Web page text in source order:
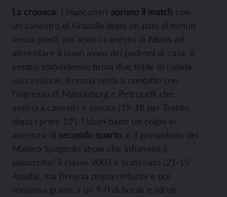
La cronaca: I bianconeri aprono il match con
un canestro di Grazulis dopo un paio di minuti
senza punti, poi sono i canestri di Atkins ad
alimentare il buon avvio dei padroni di casa: il
centro statunitense firma due triple in rapida
successione, Brescia resta a contatto con
l’ingresso di Massinburg e Petrucelli che
assicura canestri e inerzia (19-18 per Trento
dopo i primi 10’). Udom batte un colpo in
apertura di secondo quarto , è il preambolo del
Matteo Spagnolo show che infiamma il
palazzetto: il classe 2003 è scatenato (21-15
Aquila), ma Brescia prima rintuzza e poi
sorpassa grazie a un 9-0 di break e ad un